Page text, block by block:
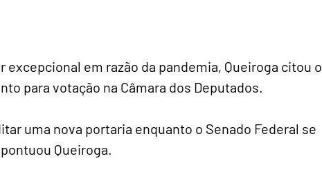
em razão da pandemia, Queiroga citou o
para votação na Câmara dos Deputados.
uma nova portaria enquanto o Senado Federal se
Queiroga.